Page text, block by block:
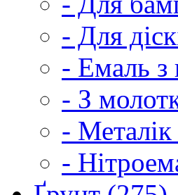
- Для
- Емаль з
- З
-
-